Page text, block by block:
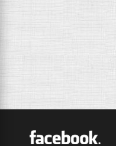
Facebook